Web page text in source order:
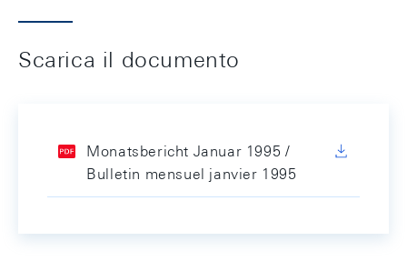
Scarica il documento
Monatsbericht Januar 1995 /
Bulletin mensuel janvier 1995